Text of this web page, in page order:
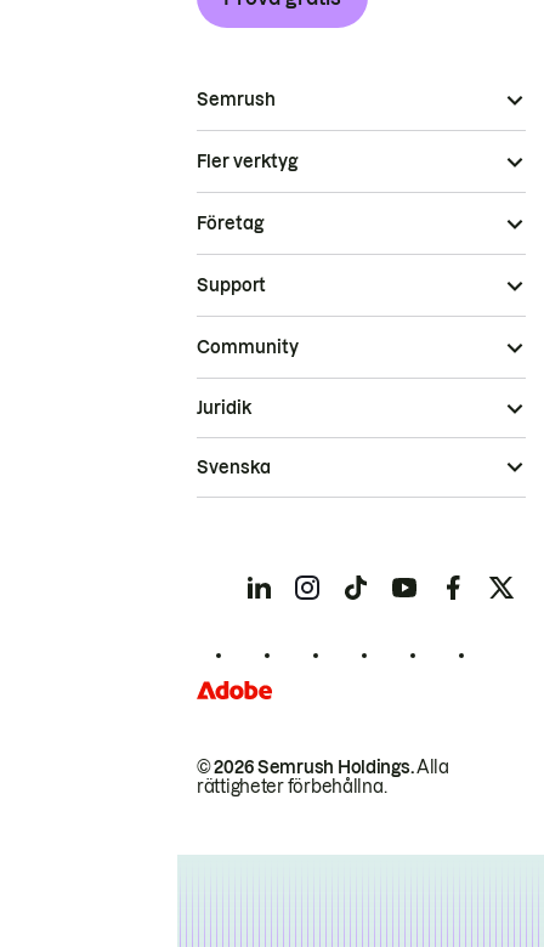
Semrush
Fler verktyg
Företag
Support
Community
© 2026 Semrush Holdings.Alla
rättigheter förbehållna.
Juridik
Svenska